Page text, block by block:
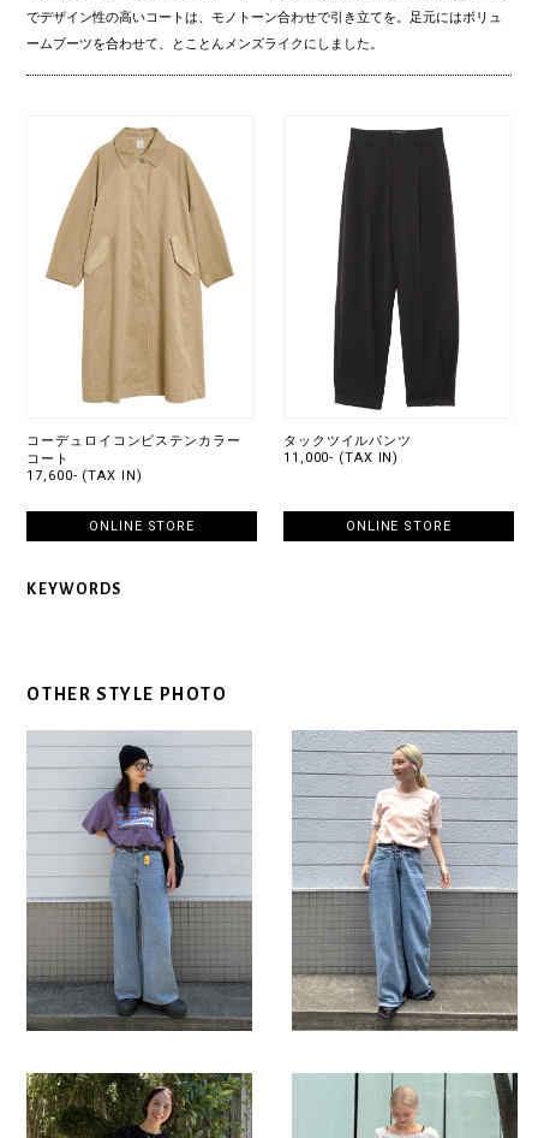
でデザイン性の高いコートは、モノトーン合わせで引き立てを。足元にはボリュ
ームブーツを合わせて、とことんメンズライクにしました。
コーデュロイコンビステンカラー
コート
17,600- (TAX IN)
ONLINE STORE
タックツイルパンツ
11,000- (TAX IN)
ONLINE STORE
KEYWORDS
OTHER STYLE PHOTO